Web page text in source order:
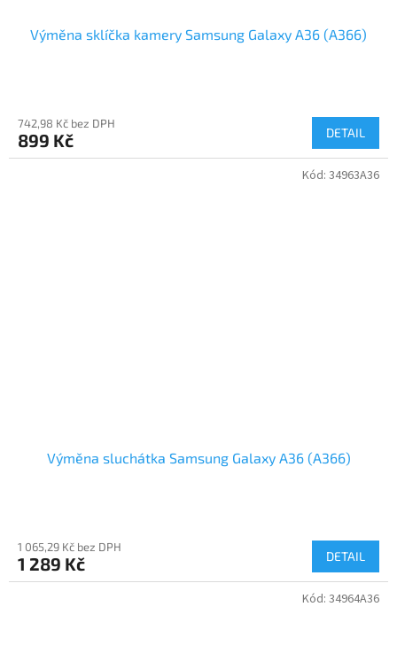
Výměna sklíčka kamery Samsung Galaxy A36 (A366)
742,98 Kč bez DPH
899 Kč DETAIL
Výměna sluchátka Samsung Galaxy A36 (A366)
1 065,29 Kč bez DPH
1 289 Kč DETAIL
Kód: 34963A36
Kód: 34964A36